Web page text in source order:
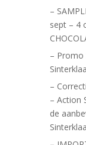
–
sept – 4
– Promo
–
– Action
de